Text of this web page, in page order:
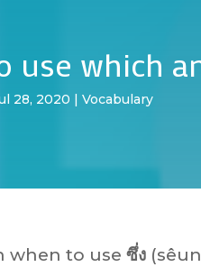
use which
28, 2020 |Vocabulary
when to useซึ่ง